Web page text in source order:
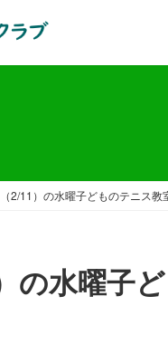
2/11）の水曜子どものテニス教
の水曜子